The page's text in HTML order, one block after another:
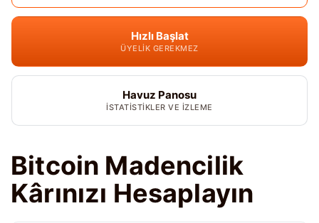
Hızlı Başlat
ÜYELIK GEREKMEZ
Havuz Panosu
İSTATISTIKLER VE IZLEME
Bitcoin Madencilik
Kârınızı Hesaplayın